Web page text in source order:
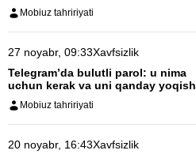
Mobiuz tahririyati
27 noyabr, 09:33Xavfsizlik
Telegram’da bulutli parol: u nima
uchun kerak va uni qanday yoqish
mumkin
Mobiuz tahririyati
20 noyabr, 16:43Xavfsizlik